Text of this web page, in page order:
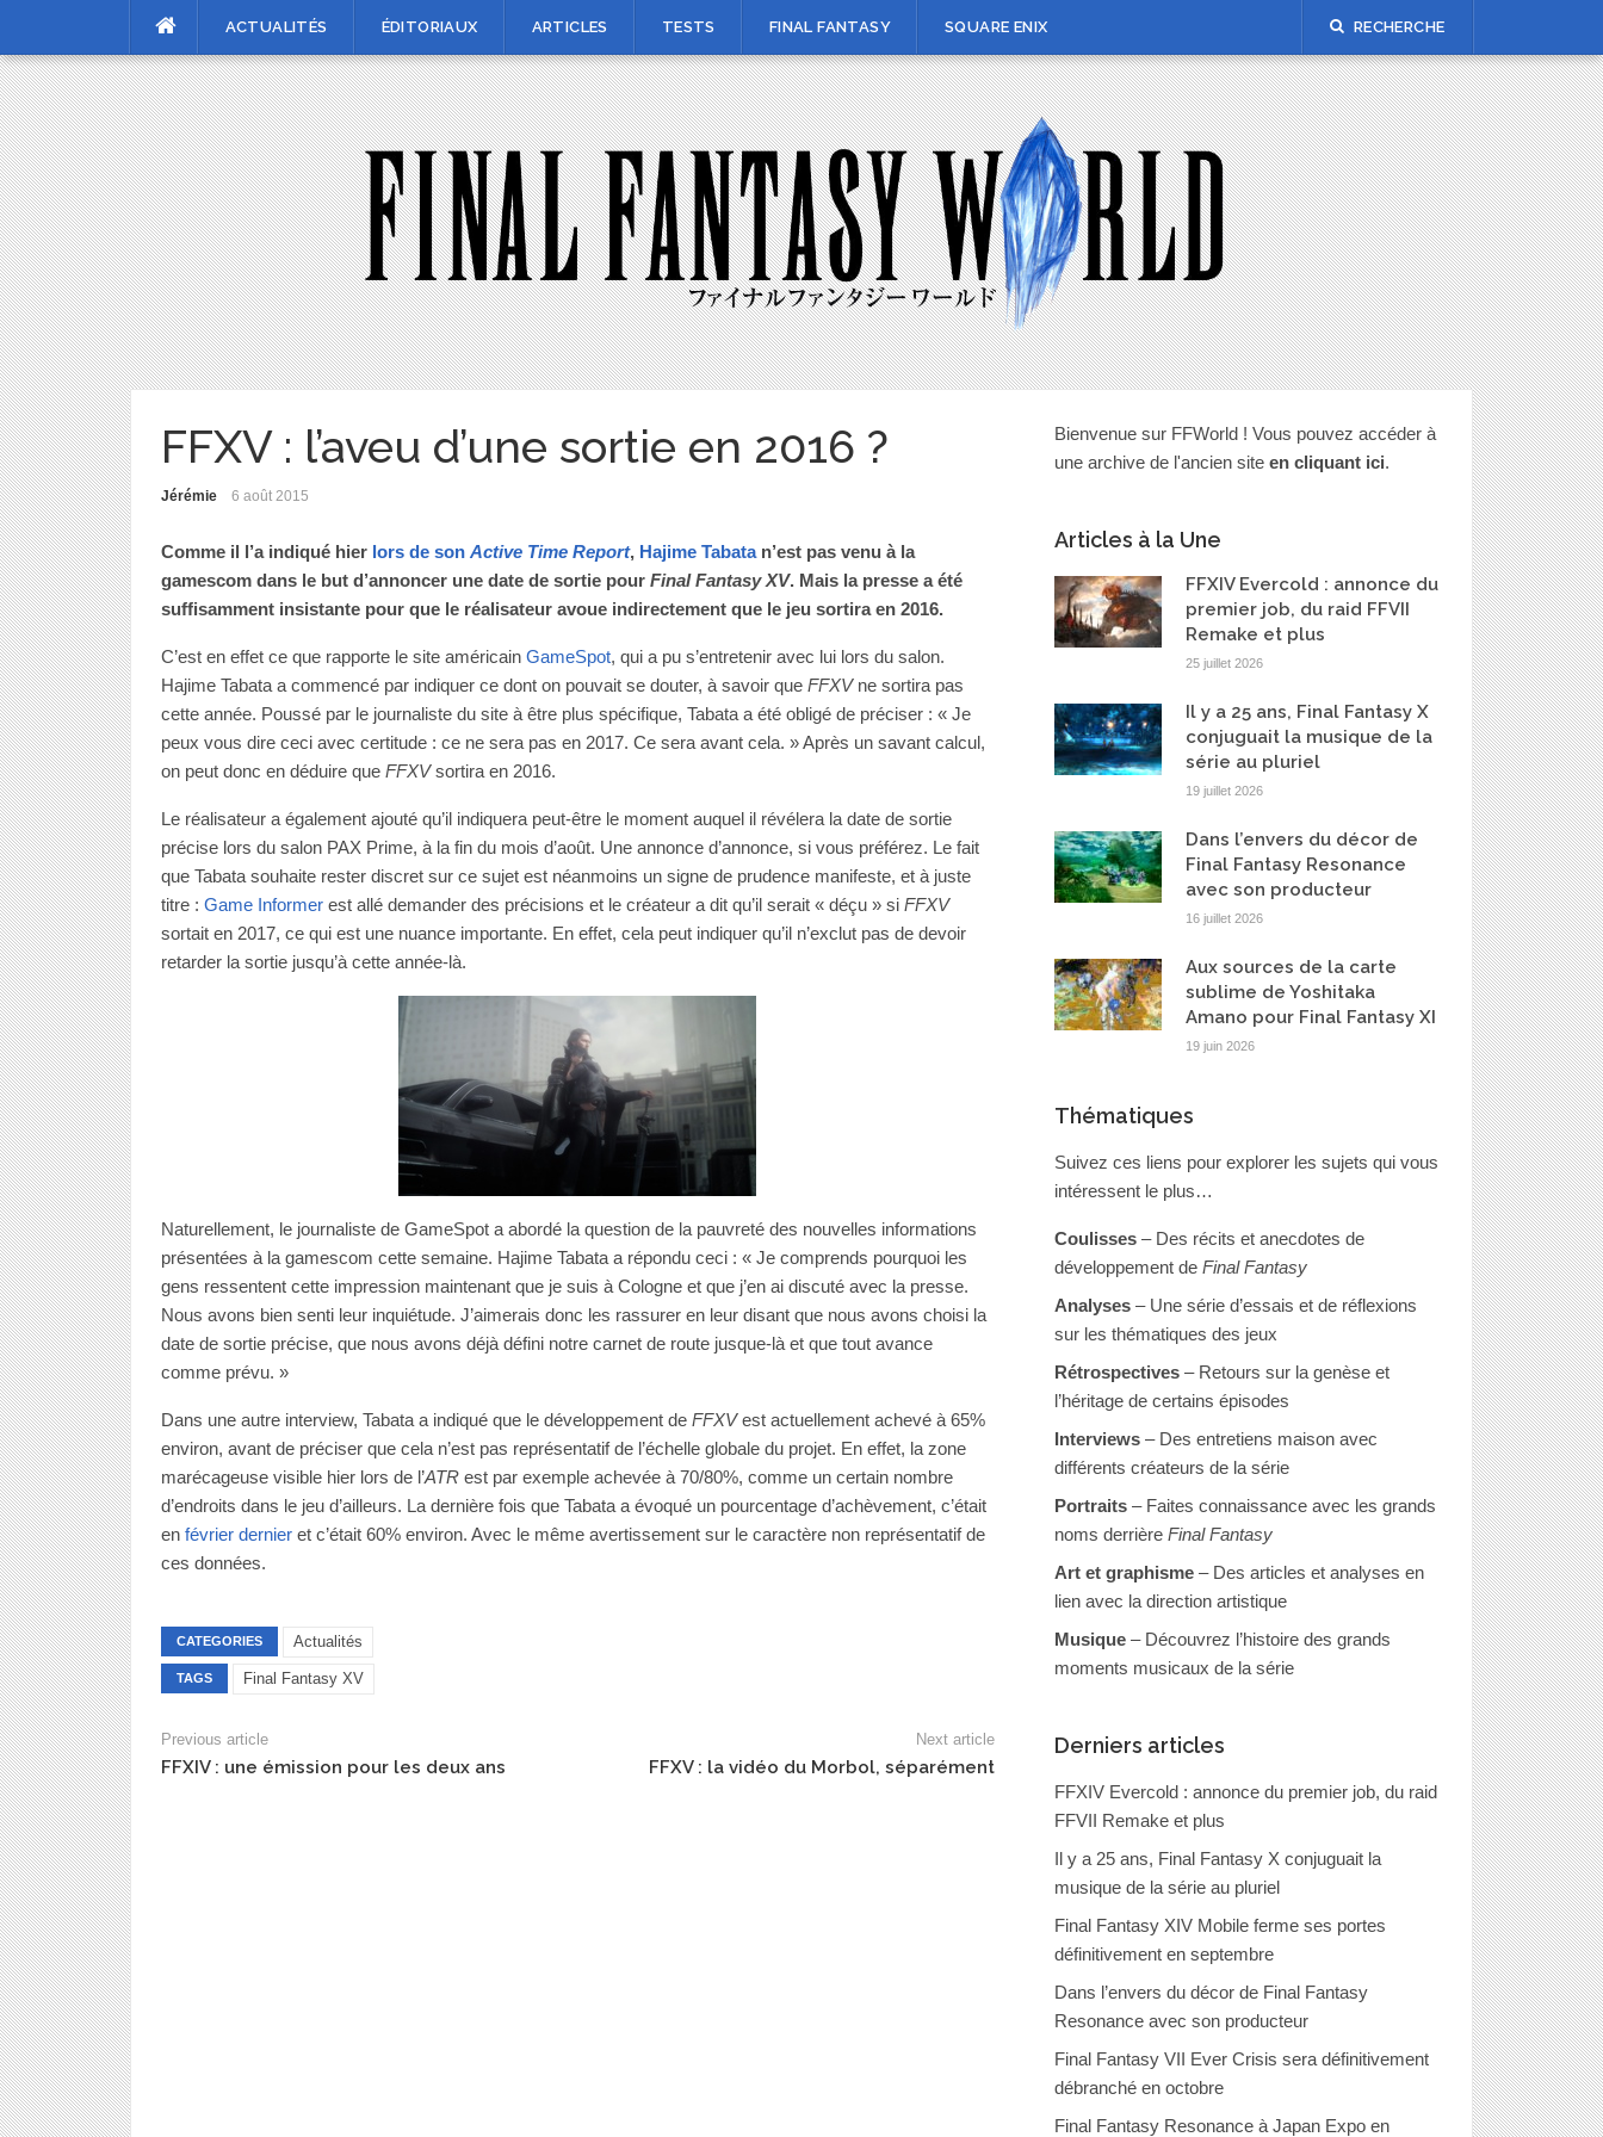
content
ACTUALITÉS ÉDITORIAUX ARTICLES TESTS FINAL FANTASY SQUARE ENIX RECHERCHE
FFXV : l’aveu d’une sortie en 2016 ?
Jérémie 6 août 2015
Comme il l’a indiqué hier lors de son Active Time Report, Hajime Tabatan’est pas venu à la
gamescom dans le but d’annoncer une date de sortie pour Final Fantasy XV. Mais la presse a été
suffisamment insistante pour que le réalisateur avoue indirectement que le jeu sortira en 2016.
C’est en effet ce que rapporte le site américain GameSpot, qui a pu s’entretenir avec lui lors du salon.
Hajime Tabata a commencé par indiquer ce dont on pouvait se douter, à savoir que FFXVne sortira pas
cette année. Poussé par le journaliste du site à être plus spécifique, Tabata a été obligé de préciser : « Je
peux vous dire ceci avec certitude : ce ne sera pas en 2017. Ce sera avant cela. » Après un savant calcul,
on peut donc en déduire que FFXVsortira en 2016.
Le réalisateur a également ajouté qu’il indiquera peut-être le moment auquel il révélera la date de sortie
précise lors du salon PAX Prime, à la fin du mois d’août. Une annonce d’annonce, si vous préférez. Le fait
que Tabata souhaite rester discret sur ce sujet est néanmoins un signe de prudence manifeste, et à juste
titre : Game Informerest allé demander des précisions et le créateur a dit qu’il serait « déçu » si FFXV
sortait en 2017, ce qui est une nuance importante. En effet, cela peut indiquer qu’il n’exclut pas de devoir
retarder la sortie jusqu’à cette année-là.
Naturellement, le journaliste de GameSpot a abordé la question de la pauvreté des nouvelles informations
présentées à la gamescom cette semaine. Hajime Tabata a répondu ceci : « Je comprends pourquoi les
gens ressentent cette impression maintenant que je suis à Cologne et que j’en ai discuté avec la presse.
Nous avons bien senti leur inquiétude. J’aimerais donc les rassurer en leur disant que nous avons choisi la
date de sortie précise, que nous avons déjà défini notre carnet de route jusque-là et que tout avance
comme prévu. »
Dans une autre interview, Tabata a indiqué que le développement de FFXVest actuellement achevé à 65%
environ, avant de préciser que cela n’est pas représentatif de l’échelle globale du projet. En effet, la zone
marécageuse visible hier lors de l’ATRest par exemple achevée à 70/80%, comme un certain nombre
d’endroits dans le jeu d’ailleurs. La dernière fois que Tabata a évoqué un pourcentage d’achèvement, c’était
en février dernieret c’était 60% environ. Avec le même avertissement sur le caractère non représentatif de
ces données.
CATEGORIES Actualités
TAGS Final Fantasy XV
Previous article
FFXIV : une émission pour les deux ans
Next article
FFXV : la vidéo du Morbol, séparément
Bienvenue sur FFWorld ! Vous pouvez accéder à
une archive de l'ancien site en cliquant ici.
Articles à la Une
FFXIV Evercold : annonce du
premier job, du raid FFVII
Remake et plus
25 juillet 2026
Il y a 25 ans, Final Fantasy X
conjuguait la musique de la
série au pluriel
19 juillet 2026
Dans l’envers du décor de
Final Fantasy Resonance
avec son producteur
16 juillet 2026
Aux sources de la carte
sublime de Yoshitaka
Amano pour Final Fantasy XI
19 juin 2026
Thématiques
Suivez ces liens pour explorer les sujets qui vous
intéressent le plus…
Coulisses– Des récits et anecdotes de
développement de Final Fantasy
Analyses– Une série d’essais et de réflexions
sur les thématiques des jeux
Rétrospectives– Retours sur la genèse et
l’héritage de certains épisodes
Interviews– Des entretiens maison avec
différents créateurs de la série
Portraits– Faites connaissance avec les grands
noms derrière Final Fantasy
Art et graphisme– Des articles et analyses en
lien avec la direction artistique
Musique– Découvrez l’histoire des grands
moments musicaux de la série
Derniers articles
FFXIV Evercold : annonce du premier job, du raid
FFVII Remake et plus
Il y a 25 ans, Final Fantasy X conjuguait la
musique de la série au pluriel
Final Fantasy XIV Mobile ferme ses portes
définitivement en septembre
Dans l’envers du décor de Final Fantasy
Resonance avec son producteur
Final Fantasy VII Ever Crisis sera définitivement
débranché en octobre
Final Fantasy Resonance à Japan Expo en